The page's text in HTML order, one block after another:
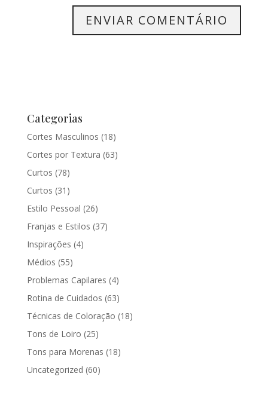
Categorias
Cortes Masculinos (18)
Cortes por Textura (63)
Curtos (78)
Curtos (31)
Estilo Pessoal (26)
Franjas e Estilos (37)
Inspirações (4)
Médios (55)
Problemas Capilares (4)
Rotina de Cuidados (63)
Técnicas de Coloração (18)
Tons de Loiro (25)
Tons para Morenas (18)
Uncategorized (60)